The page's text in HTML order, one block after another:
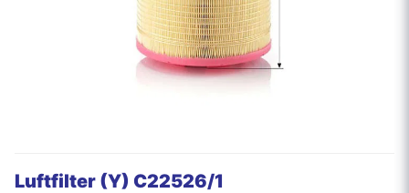
Luftfilter (Y) C22526/1